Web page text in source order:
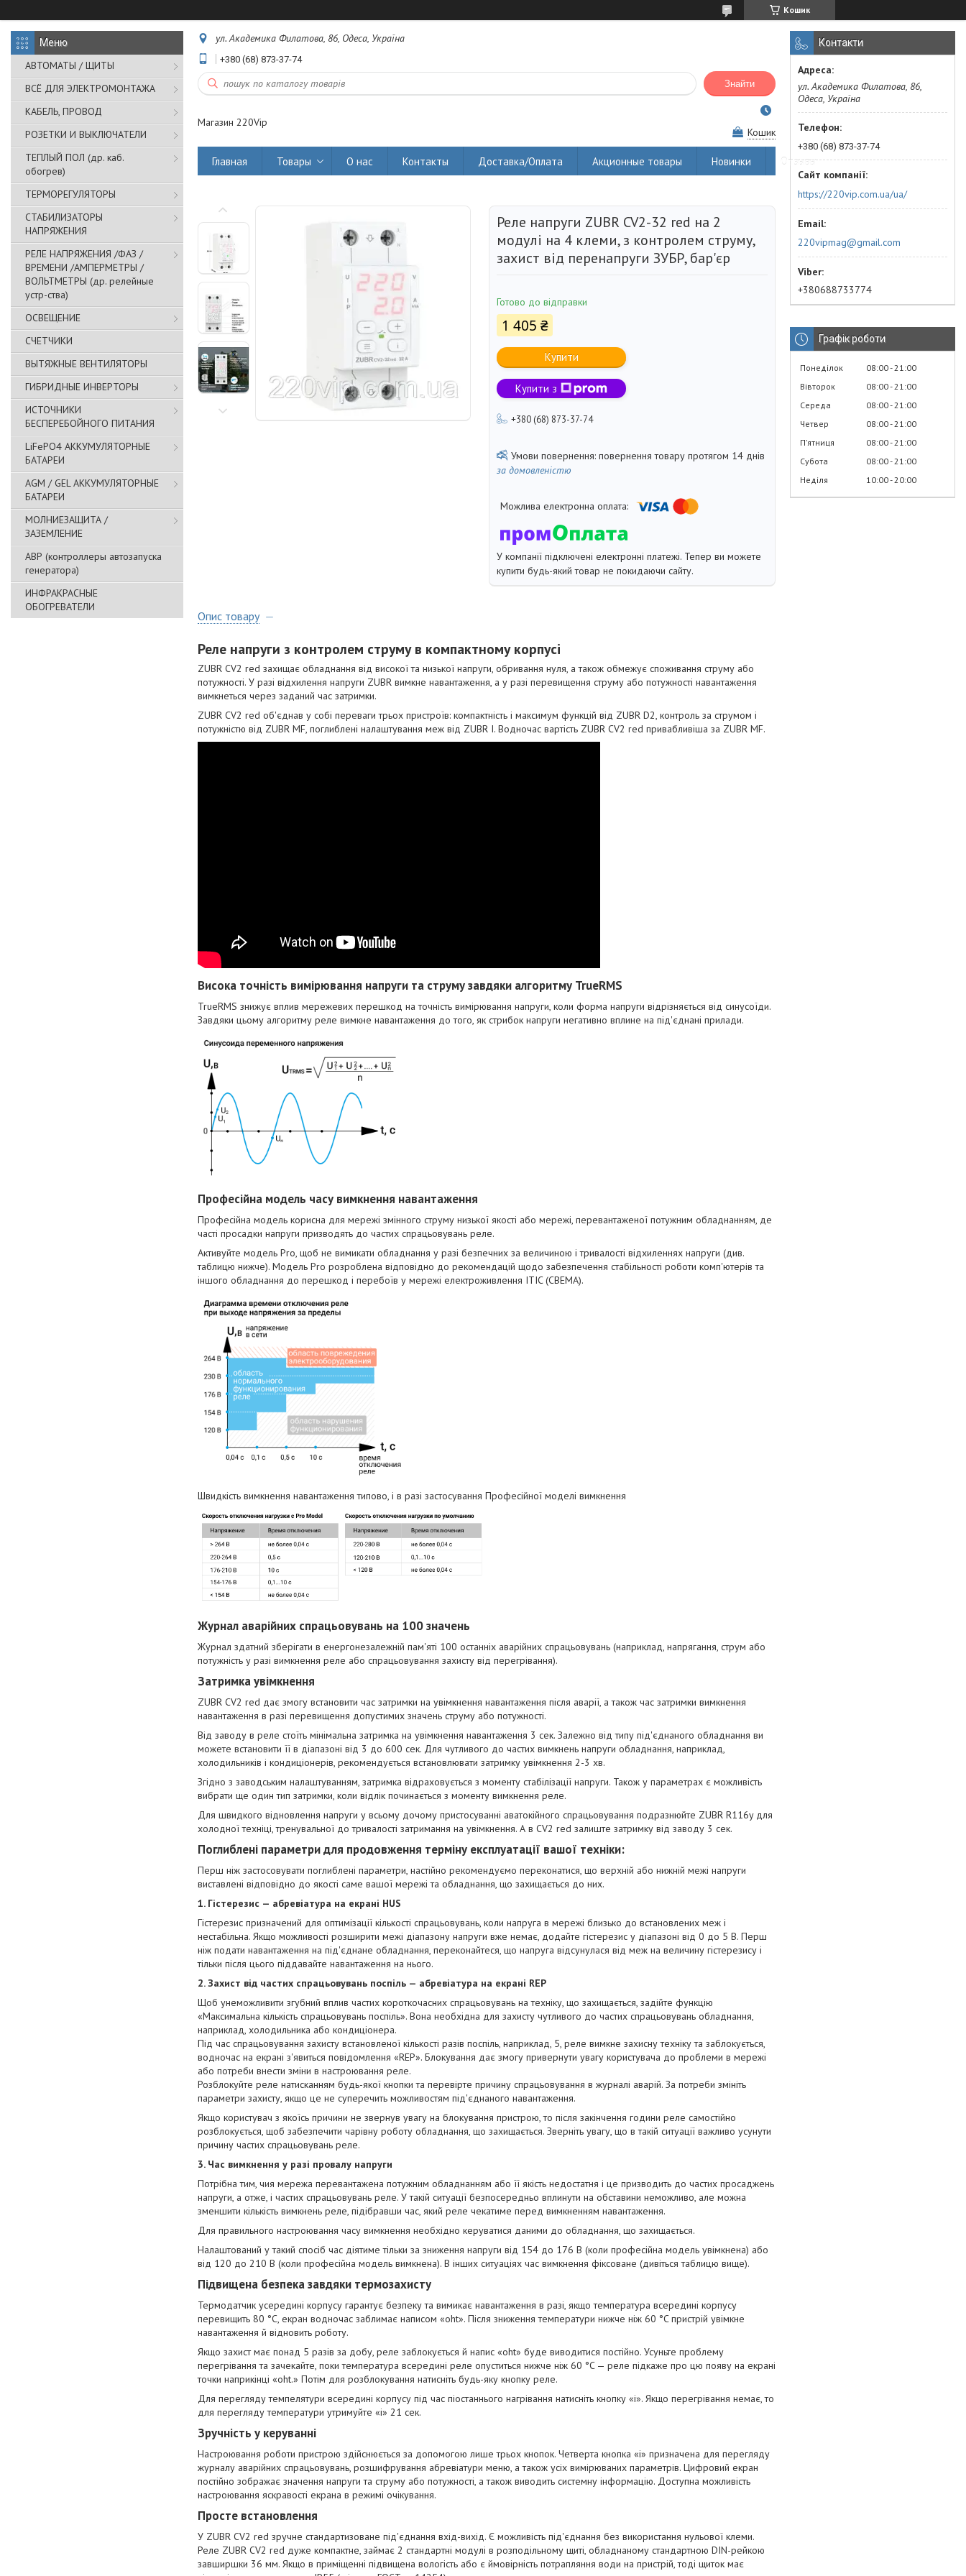
Кошик
АВТОМАТЫ / ЩИТЫ
ВСЁ ДЛЯ ЭЛЕКТРОМОНТАЖА
КАБЕЛЬ, ПРОВОД
РОЗЕТКИ И ВЫКЛЮЧАТЕЛИ
ТЕПЛЫЙ ПОЛ (др. каб.
обогрев)
ТЕРМОРЕГУЛЯТОРЫ
СТАБИЛИЗАТОРЫ
НАПРЯЖЕНИЯ
РЕЛЕ НАПРЯЖЕНИЯ /ФАЗ /
ВРЕМЕНИ /АМПЕРМЕТРЫ /
ВОЛЬТМЕТРЫ (др. релейные
устр-ства)
ОСВЕЩЕНИЕ
СЧЕТЧИКИ
ВЫТЯЖНЫЕ ВЕНТИЛЯТОРЫ
ГИБРИДНЫЕ ИНВЕРТОРЫ
ИСТОЧНИКИ
БЕСПЕРЕБОЙНОГО ПИТАНИЯ
LiFePO4 АККУМУЛЯТОРНЫЕ
БАТАРЕИ
AGM / GEL АККУМУЛЯТОРНЫЕ
БАТАРЕИ
МОЛНИЕЗАЩИТА /
ЗАЗЕМЛЕНИЕ
АВР (контроллеры автозапуска
генератора)
ИНФРАКРАСНЫЕ
ОБОГРЕВАТЕЛИ
ул. Академика Филатова, 86, Одеса, Україна
+380 (68) 873-37-74
Знайти
Магазин 220Vip
Кошик
Главная Товары О нас Контакты Доставка/Оплата Акционные товары Новинки Отзывы
Реле напруги ZUBR CV2-32 red на 2
модулі на 4 клеми, з контролем струму,
захист від перенапруги ЗУБР, бар'єр
Готово до відправки
1 405 ₴
Купити
Купити з
+380 (68) 873-37-74
повернення товару протягом 14 днів
за домовленістю
У компанії підключені електронні платежі. Тепер ви можете
купити будь-який товар не покидаючи сайту.
Опис товару
Реле напруги з контролем струму в компактному корпусі
ZUBR CV2 red захищає обладнання від високої та низької напруги, обривання нуля, а також обмежує споживання струму або
потужності. У разі відхилення напруги ZUBR вимкне навантаження, а у разі перевищення струму або потужності навантаження
вимкнеться через заданий час затримки.
ZUBR CV2 red об'єднав у собі переваги трьох пристроїв: компактність і максимум функцій від ZUBR D2, контроль за струмом і
потужністю від ZUBR MF, поглиблені налаштування меж від ZUBR I. Водночас вартість ZUBR CV2 red привабливіша за ZUBR MF.
Висока точність вимірювання напруги та струму завдяки алгоритму TrueRMS
TrueRMS знижує вплив мережевих перешкод на точність вимірювання напруги, коли форма напруги відрізняється від синусоїди.
Завдяки цьому алгоритму реле вимкне навантаження до того, як стрибок напруги негативно вплине на під'єднані прилади.
Професійна модель часу вимкнення навантаження
Професійна модель корисна для мережі змінного струму низької якості або мережі, перевантаженої потужним обладнанням, де
часті просадки напруги призводять до частих спрацьовувань реле.
Активуйте модель Pro, щоб не вимикати обладнання у разі безпечних за величиною і тривалості відхиленнях напруги (див.
таблицю нижче). Модель Pro розроблена відповідно до рекомендацій щодо забезпечення стабільності роботи комп'ютерів та
іншого обладнання до перешкод і перебоїв у мережі електроживлення ITIC (CBEMA).
Швидкість вимкнення навантаження типово, і в разі застосування Професійної моделі вимкнення
Журнал аварійних спрацьовувань на 100 значень
Журнал здатний зберігати в енергонезалежній пам'яті 100 останніх аварійних спрацьовувань (наприклад, напрягання, струм або
потужність у разі вимкнення реле або спрацьовування захисту від перегрівання).
Затримка увімкнення
ZUBR CV2 red дає змогу встановити час затримки на увімкнення навантаження після аварії, а також час затримки вимкнення
навантаження в разі перевищення допустимих значень струму або потужності.
Від заводу в реле стоїть мінімальна затримка на увімкнення навантаження 3 сек. Залежно від типу під'єднаного обладнання ви
можете встановити її в діапазоні від 3 до 600 сек. Для чутливого до частих вимкнень напруги обладнання, наприклад,
холодильників і кондиціонерів, рекомендується встановлювати затримку увімкнення 2-3 хв.
Згідно з заводським налаштуванням, затримка відраховується з моменту стабілізації напруги. Також у параметрах є можливість
вибрати ще один тип затримки, коли відлік починається з моменту вимкнення реле.
Для швидкого відновлення напруги у всьому дочому пристосуванні аватокійного спрацьовування подразнюйте ZUBR R116y для
холодної техніці, тренувальної до тривалості затримання на увімкнення. А в CV2 red залиште затримку від заводу 3 сек.
Поглиблені параметри для продовження терміну експлуатації вашої техніки:
Перш ніж застосовувати поглиблені параметри, настійно рекомендуємо переконатися, що верхній або нижній межі напруги
виставлені відповідно до якості саме вашої мережі та обладнання, що захищається до них.
1. Гістерезис — абревіатура на екрані HUS
Гістерезис призначений для оптимізації кількості спрацьовувань, коли напруга в мережі близько до встановлених меж і
нестабільна. Якщо можливості розширити межі діапазону напруги вже немає, додайте гістерезис у діапазоні від 0 до 5 В. Перш
ніж подати навантаження на під'єднане обладнання, переконайтеся, що напруга відсунулася від меж на величину гістерезису і
тільки після цього піддавайте навантаження на нього.
2. Захист від частих спрацьовувань поспіль — абревіатура на екрані REP
Щоб унеможливити згубний вплив частих короткочасних спрацьовувань на техніку, що захищається, задійте функцію
«Максимальна кількість спрацьовувань поспіль». Вона необхідна для захисту чутливого до частих спрацьовувань обладнання,
наприклад, холодильника або кондиціонера.
Під час спрацьовування захисту встановленої кількості разів поспіль, наприклад, 5, реле вимкне захисну техніку та заблокується,
водночас на екрані з'явиться повідомлення «REP». Блокування дає змогу привернути увагу користувача до проблеми в мережі
або потреби внести зміни в настроювання реле.
Розблокуйте реле натисканням будь-якої кнопки та перевірте причину спрацьовування в журналі аварій. За потреби змініть
параметри захисту, якщо це не суперечить можливостям під'єднаного навантаження.
Якщо користувач з якоїсь причини не звернув увагу на блокування пристрою, то після закінчення години реле самостійно
розблокується, щоб забезпечити чарівну роботу обладнання, що захищається. Зверніть увагу, що в такій ситуації важливо усунути
причину частих спрацьовувань реле.
3. Час вимкнення у разі провалу напруги
Потрібна тим, чия мережа перевантажена потужним обладнанням або її якість недостатня і це призводить до частих просаджень
напруги, а отже, і частих спрацьовувань реле. У такій ситуації безпосередньо вплинути на обставини неможливо, але можна
зменшити кількість вимкнень реле, підібравши час, який реле чекатиме перед вимкненням навантаження.
Для правильного настроювання часу вимкнення необхідно керуватися даними до обладнання, що захищається.
Налаштований у такий спосіб час діятиме тільки за зниження напруги від 154 до 176 В (коли професійна модель увімкнена) або
від 120 до 210 В (коли професійна модель вимкнена). В інших ситуаціях час вимкнення фіксоване (дивіться таблицю вище).
Підвищена безпека завдяки термозахисту
Термодатчик усередині корпусу гарантує безпеку та вимикає навантаження в разі, якщо температура всередині корпусу
перевищить 80 °C, екран водночас заблимає написом «oht». Після зниження температури нижче ніж 60 °C пристрій увімкне
навантаження й відновить роботу.
Якщо захист має понад 5 разів за добу, реле заблокується й напис «oht» буде виводитися постійно. Усуньте проблему
перегрівання та зачекайте, поки температура всередині реле опуститься нижче ніж 60 °C — реле підкаже про цю появу на екрані
точки наприкінці «oht.» Потім для розблокування натисніть будь-яку кнопку реле.
Для перегляду темпелятури всередині корпусу під час піостаннього нагрівання натисніть кнопку «i». Якщо перегрівання немає, то
для перегляду температури утримуйте «i» 21 сек.
Зручність у керуванні
Настроювання роботи пристрою здійснюється за допомогою лише трьох кнопок. Четверта кнопка «i» призначена для перегляду
журналу аварійних спрацьовувань, розшифрування абревіатури меню, а також усіх вимірюваних параметрів. Цифровий екран
постійно зображає значення напруги та струму або потужності, а також виводить системну інформацію. Доступна можливість
настроювання яскравості екрана в режимі очікування.
Просте встановлення
У ZUBR CV2 red зручне стандартизоване під'єднання вхід-вихід. Є можливість під'єднання без використання нульової клеми.
Реле ZUBR CV2 red дуже компактне, займає 2 стандартні модулі в розподільному щиті, обладнаному стандартною DIN-рейкою
завширшки 36 мм. Якщо в приміщенні підвищена вологість або є ймовірність потрапляння води на пристрій, тоді щиток має
Контакти
ул. Академика Филатова, 86,
Одеса, Україна
+380 (68) 873-37-74
https://220vip.com.ua/ua/
220vipmag@gmail.com
+380688733774
Графік роботи
Понеділок 08:00 21:00
Вівторок
08:00 21:00
Середа
08:00 21:00
Четвер
08:00 21:00
Пʼятниця
08:00 21:00
Субота
08:00 21:00
Неділя
10:00 20:00